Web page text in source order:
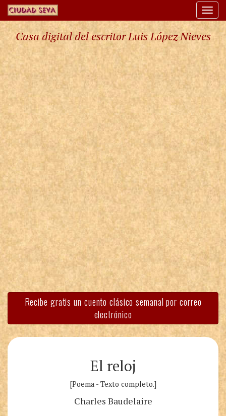
Casa digital del escritor Luis López Nieves
Recibe gratis un cuento clásico semanal por correo
electrónico
El reloj
[Poema - Texto completo.]
Charles Baudelaire